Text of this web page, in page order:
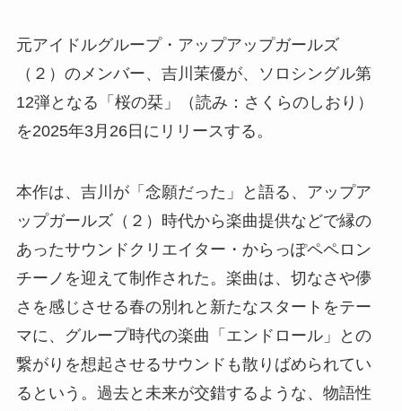
元アイドルグループ・アップアップガールズ
（２）のメンバー、吉川茉優が、ソロシングル第
12弾となる「桜の栞」（読み：さくらのしおり）
を2025年3月26日にリリースする。
本作は、吉川が「念願だった」と語る、アップア
ップガールズ（２）時代から楽曲提供などで縁の
あったサウンドクリエイター・からっぽペペロン
チーノを迎えて制作された。楽曲は、切なさや儚
さを感じさせる春の別れと新たなスタートをテー
マに、グループ時代の楽曲「エンドロール」との
繋がりを想起させるサウンドも散りばめられてい
るという。過去と未来が交錯するような、物語性